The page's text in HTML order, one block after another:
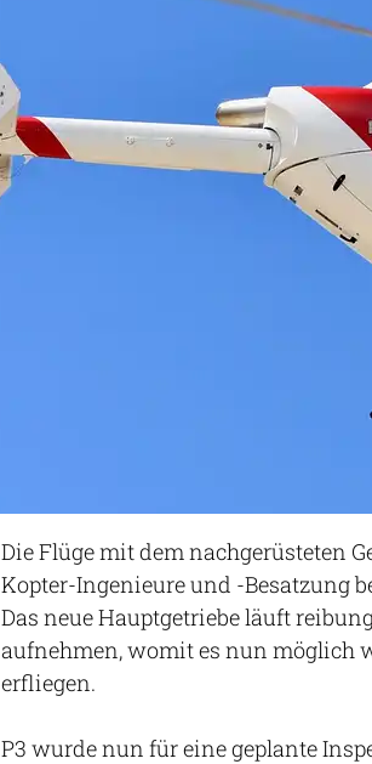
Die Flüge mit dem nachgerüsteten
Kopter-Ingenieure und -Besatzung
Das neue Hauptgetriebe läuft
aufnehmen, womit es nun möglich
erfliegen.
P3 wurde nun für eine geplante